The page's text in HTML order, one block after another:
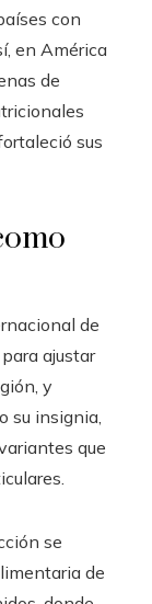
con
en América
de
sus
de
ajustar
y
su insignia,
que
se
de